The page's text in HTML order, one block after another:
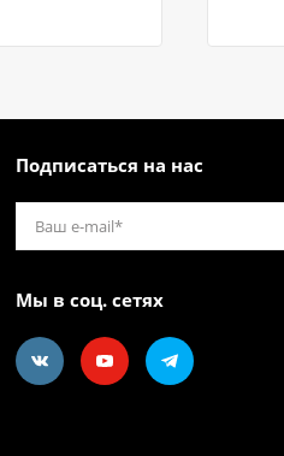
Подписаться на нас
Мы в соц. сетях